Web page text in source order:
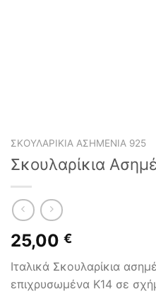
ΣΚΟΥΛΑΡΊΚΙΑ ΑΣΗΜΈΝΙΑ 925
Σκουλαρίκια
25,00 €
Ιταλικά Σκουλαρίκια
επιχρυσωμένα Κ14 σε